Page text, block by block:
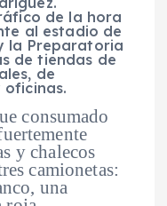
de la hora
al estadio de
la Preparatoria
de tiendas de
de
oficinas.
consumado
y chalecos
camionetas:
una